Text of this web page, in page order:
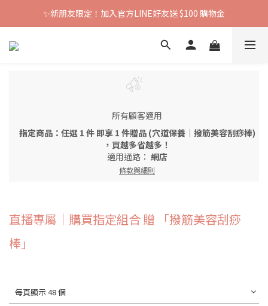
✨新朋友限定！加入官方LINE好友送 $100 購物金
所有顧客適用
指定商品：任選 1 件 即享 1 件贈品 (穴道保養｜撥筋美容刮痧棒)
，買越多省越多！
適用通路： 網店
條款與細則
直播專屬｜購買指定組合 贈 「撥筋美容刮痧
棒」
每頁顯示 48 個